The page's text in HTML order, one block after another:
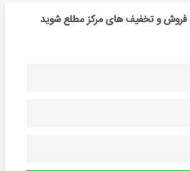
فروش و تخفیف های مرکز مطلع شوید